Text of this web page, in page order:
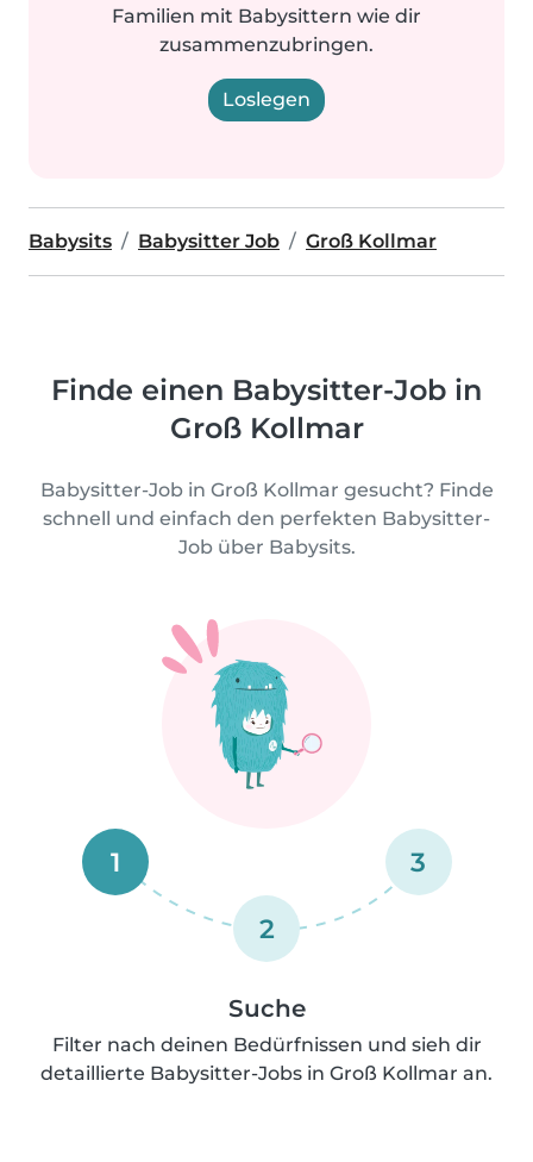
Familien mit Babysittern wie dir
zusammenzubringen.
Loslegen
Babysits Babysitter Job Groß Kollmar
Finde einen Babysitter-Job in
Groß Kollmar
Babysitter-Job in Groß Kollmar gesucht? Finde
schnell und einfach den perfekten Babysitter-
Job über Babysits.
1
2
3
Suche
Filter nach deinen Bedürfnissen und sieh dir
detaillierte Babysitter-Jobs in Groß Kollmar an.